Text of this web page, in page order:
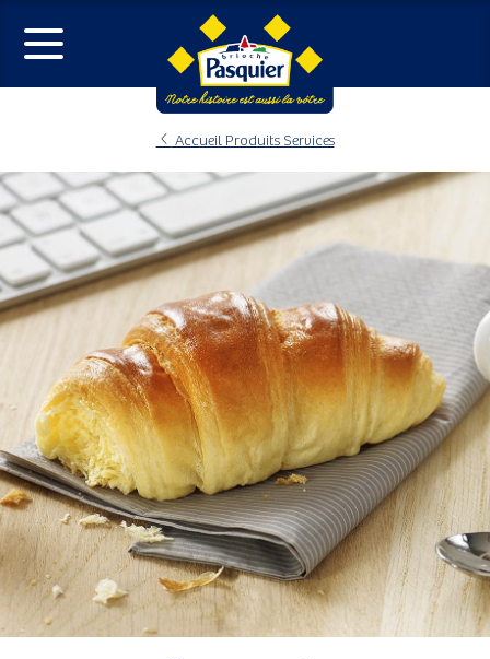
Accueil Produits Services